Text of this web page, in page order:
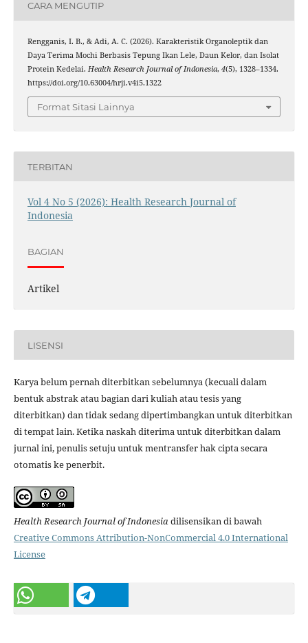
CARA MENGUTIP
Rengganis, I. B., & Adi, A. C. (2026). Karakteristik Organoleptik dan
Daya Terima Mochi Berbasis Tepung Ikan Lele, Daun Kelor, dan Isolat
Protein Kedelai. Health Research Journal of Indonesia, 4(5), 1328–1334.
https://doi.org/10.63004/hrji.v4i5.1322
Format Sitasi Lainnya
TERBITAN
Vol 4 No 5 (2026): Health Research Journal of
Indonesia
BAGIAN
Artikel
LISENSI
Karya belum pernah diterbitkan sebelumnya (kecuali dalam
bentuk abstrak atau bagian dari kuliah atau tesis yang
diterbitkan) dan tidak sedang dipertimbangkan untuk diterbitkan
di tempat lain. Ketika naskah diterima untuk diterbitkan dalam
jurnal ini, penulis setuju untuk mentransfer hak cipta secara
otomatis ke penerbit.
Health Research Journal of Indonesiadilisensikan di bawah
Creative Commons Attribution-NonCommercial 4.0 International
License